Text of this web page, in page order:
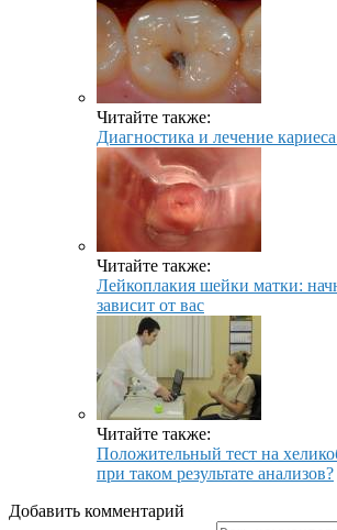
Читайте также:
Диагностика и лечение
Читайте также:
Лейкоплакия шейки матки:
зависит от вас
Читайте также:
Положительный тест на
при таком результате анализов?
Добавить комментарий